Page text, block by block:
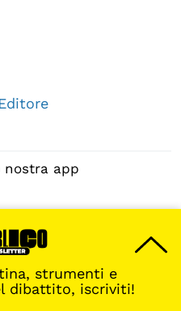
strumenti e
dibattito, iscriviti!
nostra app